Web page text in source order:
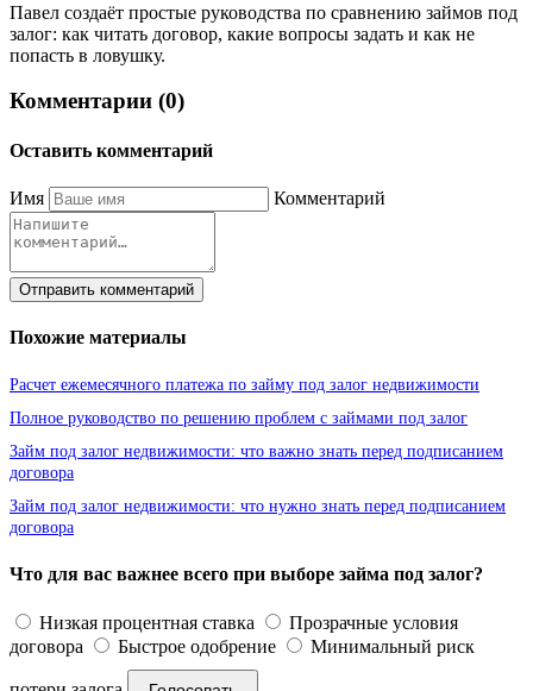
Павел создаёт простые руководства по сравнению займов под
залог: как читать договор, какие вопросы задать и как не
попасть в ловушку.
Комментарии (0)
Оставить комментарий
Имя Комментарий
Отправить комментарий
Похожие материалы
Расчет ежемесячного платежа по займу под залог недвижимости
Полное руководство по решению проблем с займами под залог
Займ под залог недвижимости: что важно знать перед подписанием
договора
Займ под залог недвижимости: что нужно знать перед подписанием
договора
Что для вас важнее всего при выборе займа под залог?
Низкая процентная ставка
Прозрачные условия
договора
Быстрое одобрение Минимальный риск